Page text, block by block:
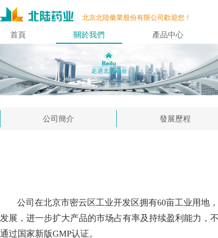
北京北陸藥業股份有限公司歡迎您！
首頁 關於我們 產品中心
公司簡介 發展歷程
公司在北京市密云区工业开发区拥有60亩工业用地，
发展，进一步扩大产品的市场占有率及持续盈利能力，
通过国家新版GMP认证。